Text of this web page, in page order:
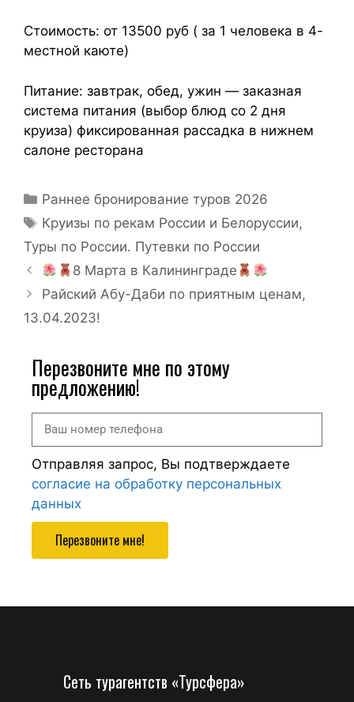
Стоимость: от 13500 руб ( за 1 человека в 4-
местной каюте)
Питание: завтрак, обед, ужин — заказная
система питания (выбор блюд со 2 дня
круиза) фиксированная рассадка в нижнем
салоне ресторана
Раннее бронирование туров 2026
Круизы по рекам России и Белоруссии,
Туры по России. Путевки по России
8 Марта в Калининграде
Райский Абу-Даби по приятным ценам,
13.04.2023!
Перезвоните мне по этому
предложению!
Отправляя запрос, Вы подтверждаете
согласие на обработку персональных
данных
Перезвоните мне!
Сеть турагентств «Турсфера»